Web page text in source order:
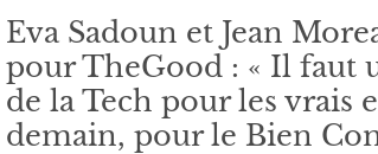
Eva Sadoun et Jean
pour TheGood : « Il faut
de la Tech pour les vrais
demain, pour le Bien